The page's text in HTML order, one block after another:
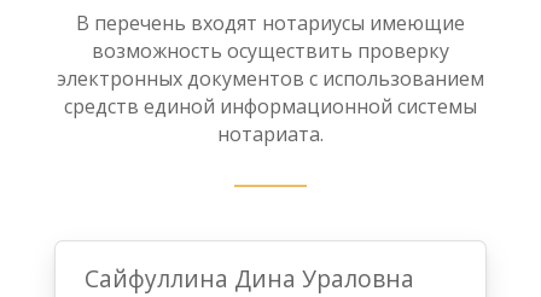
В перечень входят нотариусы имеющие
возможность осуществить проверку
электронных документов с использованием
средств единой информационной системы
нотариата.
Сайфуллина Дина Ураловна